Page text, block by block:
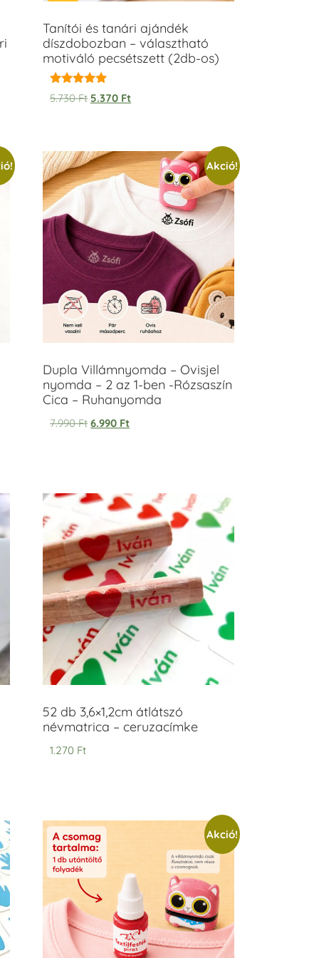
Tanítói és tanári ajándék
díszdobozban – választható
motiváló pecsétszett (2db-os)
Értékelés:
5.00
5.730Ft 5.370 Ft
Akció!
Dupla Villámnyomda – Ovisjel
nyomda – 2 az 1-ben -Rózsaszín
Cica – Ruhanyomda
7.990Ft 6.990 Ft
52 db 3,6×1,2cm átlátszó
névmatrica – ceruzacímke
1.270 Ft
Akció!